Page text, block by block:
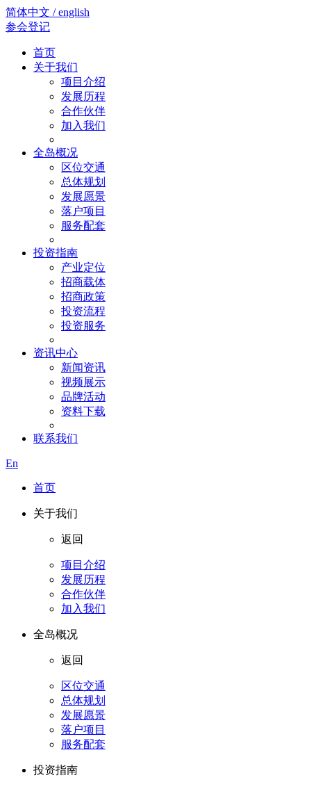
简体中文 / english
参会登记
首页
关于我们
项目介绍
发展历程
合作伙伴
加入我们
全岛概况
区位交通
总体规划
发展愿景
落户项目
服务配套
投资指南
产业定位
招商载体
招商政策
投资流程
投资服务
资讯中心
新闻资讯
视频展示
品牌活动
资料下载
联系我们
En
首页
关于我们
返回
项目介绍
发展历程
合作伙伴
加入我们
全岛概况
返回
区位交通
总体规划
发展愿景
落户项目
服务配套
投资指南